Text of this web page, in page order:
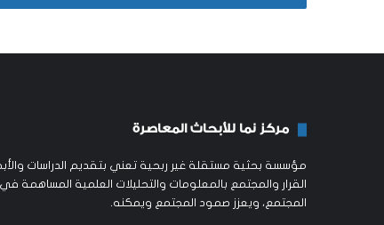
مركز نما للأبحاث المعاصرة
مؤسسة بحثية مستقلة غير ربحية تعني بتقديم الدراسات
القرار والمجتمع بالمعلومات والتحليلات العلمية المساهمة
المجتمع، ويعزز صمود المجتمع ويمكنه.